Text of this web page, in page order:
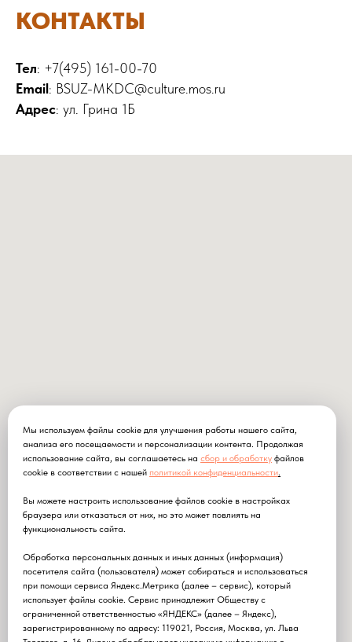
Мы используем файлы cookie для улучшения работы нашего сайта,
анализа его посещаемости и персонализации контента. Продолжая
использование сайта, вы соглашаетесь на сбор и обработку файлов
cookie в соответствии с нашей политикой конфиденциальности.
Вы можете настроить использование файлов cookie в настройках
браузера или отказаться от них, но это может повлиять на
функциональность сайта.
Обработка персональных данных и иных данных (информация)
посетителя сайта (пользователя) может собираться и использоваться
при помощи сервиса Яндекс.Метрика (далее – сервис), который
использует файлы cookie. Сервис принадлежит Обществу с
ограниченной ответственностью «ЯНДЕКС» (далее – Яндекс),
зарегистрированному по адресу: 119021, Россия, Москва, ул. Льва
КОНТАКТЫ
Тел: +7(495) 161-00-70
Email: BSUZ-MKDC@culture.mos.ru
Адрес: ул. Грина 1Б